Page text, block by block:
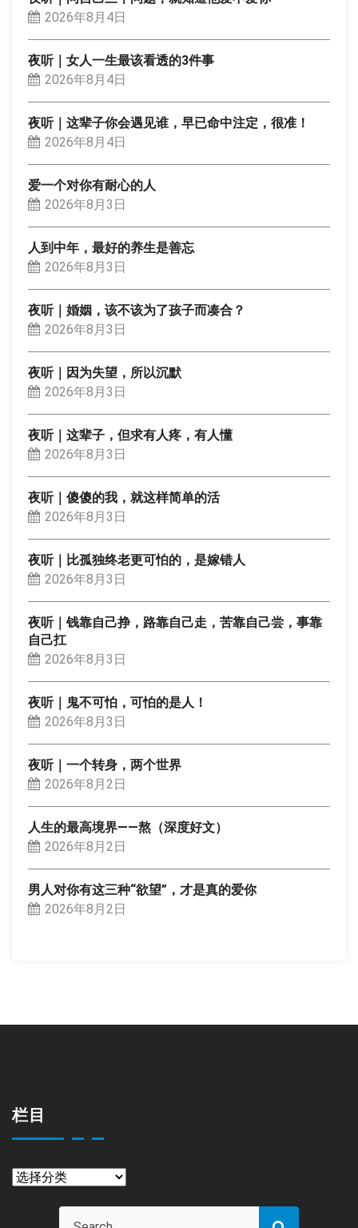
2026年8月4日
夜听｜女人一生最该看透的3件事
2026年8月4日
夜听｜这辈子你会遇见谁，早已命中注定，很准！
2026年8月4日
爱一个对你有耐心的人
2026年8月3日
人到中年，最好的养生是善忘
2026年8月3日
夜听｜婚姻，该不该为了孩子而凑合？
2026年8月3日
夜听｜因为失望，所以沉默
2026年8月3日
夜听｜这辈子，但求有人疼，有人懂
2026年8月3日
夜听｜傻傻的我，就这样简单的活
2026年8月3日
夜听｜比孤独终老更可怕的，是嫁错人
2026年8月3日
夜听｜钱靠自己挣，路靠自己走，苦靠自己尝，事靠
自己扛
2026年8月3日
夜听｜鬼不可怕，可怕的是人！
2026年8月3日
夜听｜一个转身，两个世界
2026年8月2日
人生的最高境界——熬（深度好文）
2026年8月2日
男人对你有这三种“欲望”，才是真的爱你
2026年8月2日
栏目
栏